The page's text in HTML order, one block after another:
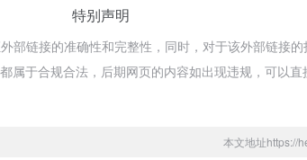
特别声明
部链接的准确性和完整性，同时，对于该外部链接
属于合规合法，后期网页的内容如出现违规，可以
本文地址https://